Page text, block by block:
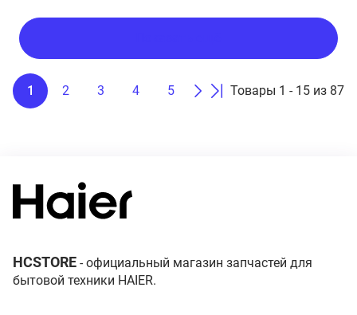
Товары 1 - 15 из 87
1 2 3 4 5
HCSTORE - официальный магазин запчастей для
бытовой техники HAIER.